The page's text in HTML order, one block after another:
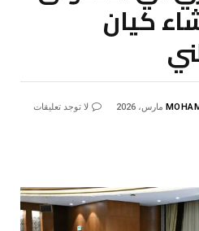
كيان
لا توجد تعليقات